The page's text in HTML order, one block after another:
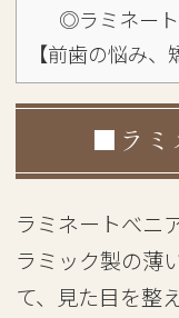
◎ラミネー
【前歯の悩み
■ラミ
ラミネートべニ
ラミック製の薄
て、見た目を整